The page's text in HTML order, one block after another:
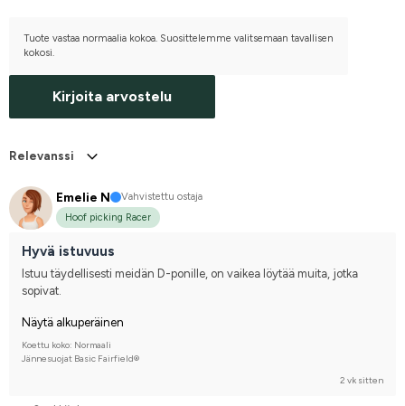
Tuote vastaa normaalia kokoa. Suosittelemme valitsemaan tavallisen
kokosi.
Kirjoita arvostelu
Relevanssi
Emelie N
Vahvistettu ostaja
Hoof picking Racer
Hyvä istuvuus
Istuu täydellisesti meidän D-ponille, on vaikea löytää muita, jotka
sopivat.
Näytä alkuperäinen
Koettu koko: Normaali
Jännesuojat Basic Fairfield®
2 vk sitten